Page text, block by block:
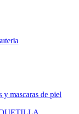
y mascaras de piel